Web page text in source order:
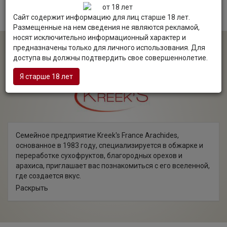
О производителе
Семейное предприятие Kreek's France Arachides,
основанное в 1983 году, специализируется в обжарке и
переработке сухофруктов, благородных орехов и
арахиса, приглашает вас познакомиться с его вселенной,
где создается вкус.
Французское ноу-хау и страсть позволяют развиваться
Раскрыть
Сайт содержит информацию для лиц старше 18 лет.
Размещенные на нем сведения не являются рекламой,
носят исключительно информационный характер и
предназначены только для личного использования. Для
доступа вы должны подтвердить свое совершеннолетие.
Я старше 18 лет